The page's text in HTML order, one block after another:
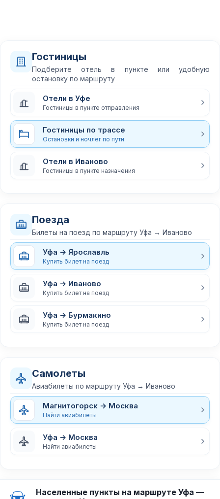
Гостиницы
Подберите отель в пункте или удобную
остановку по маршруту
Отели в Уфе
Гостиницы в пункте отправления
Гостиницы по трассе
Остановки и ночлег по пути
Отели в Иваново
Гостиницы в пункте назначения
Поезда
Билеты на поезд по маршруту Уфа → Иваново
Уфа → Ярославль
Купить билет на поезд
Уфа → Иваново
Купить билет на поезд
Уфа → Бурмакино
Купить билет на поезд
Самолеты
Авиабилеты по маршруту Уфа → Иваново
Магнитогорск → Москва
Найти авиабилеты
Уфа → Москва
Найти авиабилеты
Населенные пункты на маршруте Уфа —